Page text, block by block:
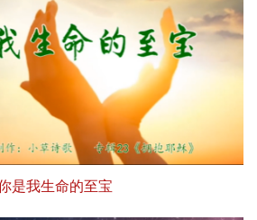
是我生命的至宝